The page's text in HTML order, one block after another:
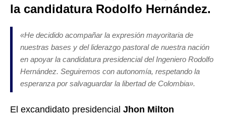
la candidatura Rodolfo Hernández.
«He decidido acompañar la expresión mayoritaria de
nuestras bases y del liderazgo pastoral de nuestra nación
en apoyar la candidatura presidencial del Ingeniero Rodolfo
Hernández. Seguiremos con autonomía, respetando la
esperanza por salvaguardar la libertad de Colombia».
El excandidato presidencial Jhon Milton